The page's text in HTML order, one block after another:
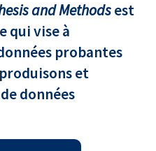
and Methodsest
qui vise à
probantes
et
données